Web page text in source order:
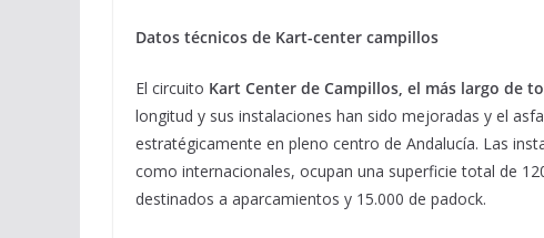
Datos técnicos de Kart-center campillos
El circuito Kart Center de Campillos, el más largo de
longitud y sus instalaciones han sido mejoradas y el
estratégicamente en pleno centro de Andalucía. Las
como internacionales, ocupan una superficie total de
destinados a aparcamientos y 15.000 de padock.